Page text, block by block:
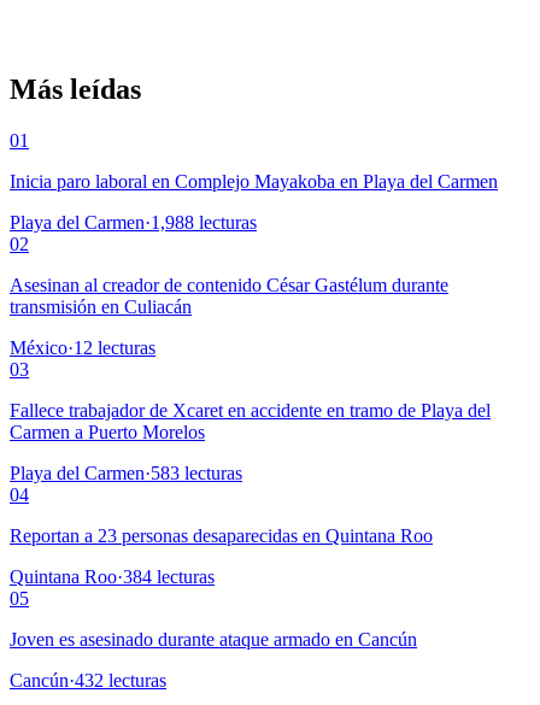
Más leídas
01
Inicia paro laboral en Complejo Mayakoba en Playa del Carmen
Playa del Carmen·1,988 lecturas
02
Asesinan al creador de contenido César Gastélum durante
transmisión en Culiacán
México·12 lecturas
03
Fallece trabajador de Xcaret en accidente en tramo de Playa del
Carmen a Puerto Morelos
Playa del Carmen·583 lecturas
04
Reportan a 23 personas desaparecidas en Quintana Roo
Quintana Roo·384 lecturas
05
Joven es asesinado durante ataque armado en Cancún
Cancún·432 lecturas